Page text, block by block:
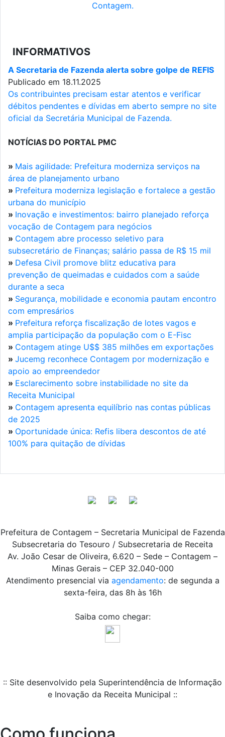
Contagem.
INFORMATIVOS
A Secretaria de Fazenda alerta sobre golpe de REFIS
Publicado em 18.11.2025
Os contribuintes precisam estar atentos e verificar
débitos pendentes e dívidas em aberto sempre no site
oficial da Secretária Municipal de Fazenda.
NOTÍCIAS DO PORTAL PMC
» Mais agilidade: Prefeitura moderniza serviços na
área de planejamento urbano
» Prefeitura moderniza legislação e fortalece a gestão
urbana do município
» Inovação e investimentos: bairro planejado reforça
vocação de Contagem para negócios
» Contagem abre processo seletivo para
subsecretário de Finanças; salário passa de R$ 15 mil
» Defesa Civil promove blitz educativa para
prevenção de queimadas e cuidados com a saúde
durante a seca
» Segurança, mobilidade e economia pautam encontro
com empresários
» Prefeitura reforça fiscalização de lotes vagos e
amplia participação da população com o E-Fisc
» Contagem atinge U$$ 385 milhões em exportações
» Jucemg reconhece Contagem por modernização e
apoio ao empreendedor
» Esclarecimento sobre instabilidade no site da
Receita Municipal
» Contagem apresenta equilíbrio nas contas públicas
de 2025
» Oportunidade única: Refis libera descontos de até
100% para quitação de dívidas
Prefeitura de Contagem – Secretaria Municipal de Fazenda
Subsecretaria do Tesouro / Subsecretaria de Receita
Av. João Cesar de Oliveira, 6.620 – Sede – Contagem –
Minas Gerais – CEP 32.040-000
Atendimento presencial via agendamento: de segunda a
sexta-feira, das 8h às 16h
Saiba como chegar:
:: Site desenvolvido pela Superintendência de Informação
e Inovação da Receita Municipal ::